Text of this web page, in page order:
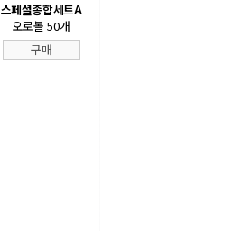
스페셜종합세트A
오로볼 50개
구매